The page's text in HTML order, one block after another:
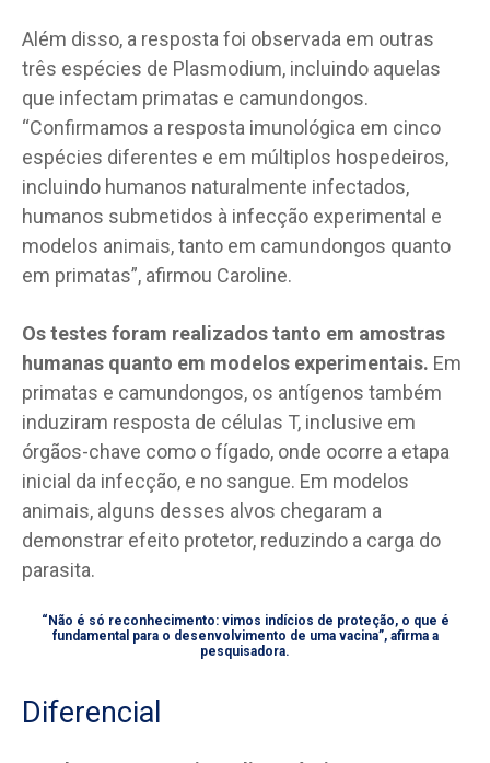
Além disso, a resposta foi observada em outras
três espécies de Plasmodium, incluindo aquelas
que infectam primatas e camundongos.
“Confirmamos a resposta imunológica em cinco
espécies diferentes e em múltiplos hospedeiros,
incluindo humanos naturalmente infectados,
humanos submetidos à infecção experimental e
modelos animais, tanto em camundongos quanto
em primatas”, afirmou Caroline.
Os testes foram realizados tanto em amostras
humanas quanto em modelos experimentais. Em
primatas e camundongos, os antígenos também
induziram resposta de células T, inclusive em
órgãos-chave como o fígado, onde ocorre a etapa
inicial da infecção, e no sangue. Em modelos
animais, alguns desses alvos chegaram a
demonstrar efeito protetor, reduzindo a carga do
parasita.
“Não é só reconhecimento: vimos indícios de proteção, o que é
fundamental para o desenvolvimento de uma vacina”, afirma a
pesquisadora.
Diferencial